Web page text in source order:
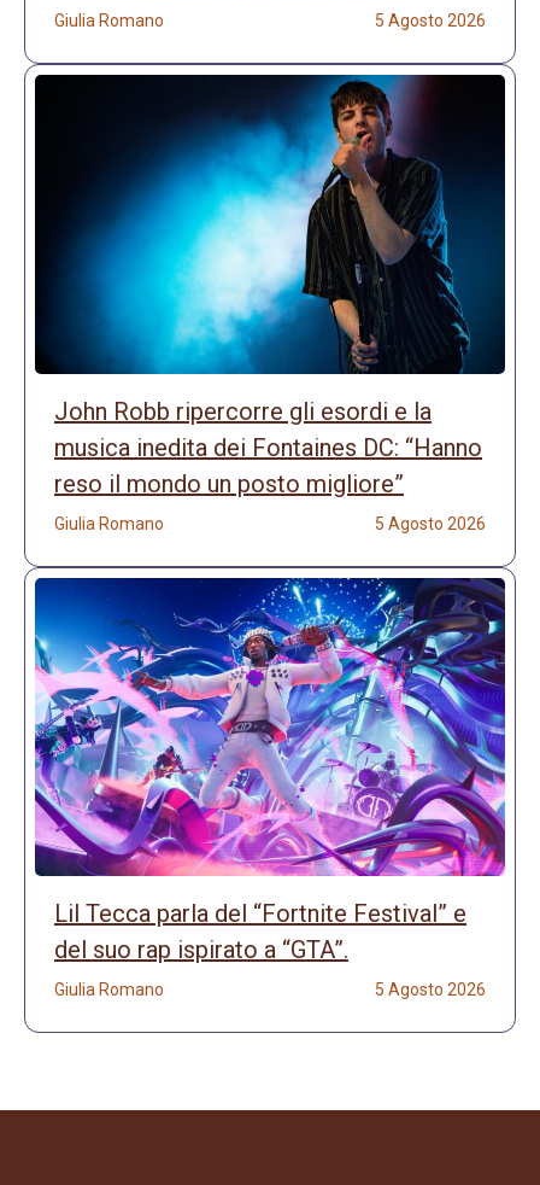
Giulia Romano 5 Agosto 2026
John Robb ripercorre gli esordi e la
musica inedita dei Fontaines DC: “Hanno
reso il mondo un posto migliore”
Giulia Romano 5 Agosto 2026
Lil Tecca parla del “Fortnite Festival” e
del suo rap ispirato a “GTA”.
Giulia Romano 5 Agosto 2026